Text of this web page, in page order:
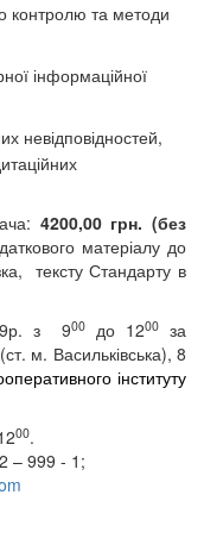
контролю та методи
інформаційної
невідповідностей,
4200,00 грн. (без
матеріалу до
тексту Стандарту в
з 900до 1200 за
(ст. м. Васильківська), 8
інституту
00.
– 999 - 1;